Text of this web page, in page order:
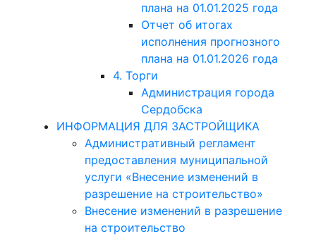
плана на 01.01.2025 года
Отчет об итогах
исполнения прогнозного
плана на 01.01.2026 года
4. Торги
Администрация города
Сердобска
ИНФОРМАЦИЯ ДЛЯ ЗАСТРОЙЩИКА
Административный регламент
предоставления муниципальной
услуги «Внесение изменений в
разрешение на строительство»
Внесение изменений в разрешение
на строительство